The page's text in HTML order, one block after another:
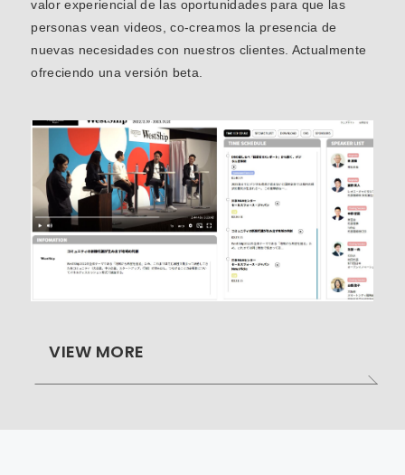
valor experiencial de las oportunidades para que las
personas vean videos, co-creamos la presencia de
nuevas necesidades con nuestros clientes. Actualmente
ofreciendo una versión beta.
VIEW MORE